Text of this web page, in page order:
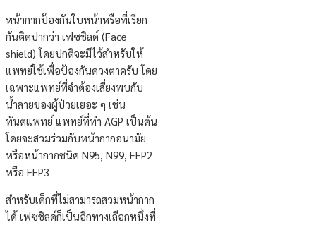
หน้ากากป้องกันใบหน้าหรือที่เรียก
กันติดปากว่า เฟซชิลด์ (Face
shield) โดยปกติจะมีไว้สำหรับให้
แพทย์ใช้เพื่อป้องกันดวงตาครับ โดย
เฉพาะแพทย์ที่จำต้องเสี่ยงพบกับ
น้ำลายของผู้ป่วยเยอะ ๆ เช่น
ทันตแพทย์ แพทย์ที่ทำ AGP เป็นต้น
โดยจะสวมร่วมกับหน้ากากอนามัย
หรือหน้ากากชนิด N95, N99, FFP2
หรือ FFP3
สำหรับเด็กที่ไม่สามารถสวมหน้ากาก
ได้ เฟซชิลด์ก็เป็นอีกทางเลือกหนึ่งที่